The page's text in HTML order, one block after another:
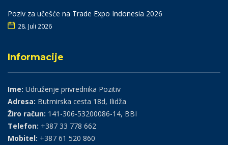
Poziv za učešće na Trade Expo Indonesia 2026
28. Juli 2026
Informacije
Ime: Udruženje privrednika Pozitiv
Adresa: Butmirska cesta 18d, Ilidža
Žiro račun: 141-306-53200086-14, BBI
Telefon: +387 33 778 662
Mobitel: +387 61 520 860